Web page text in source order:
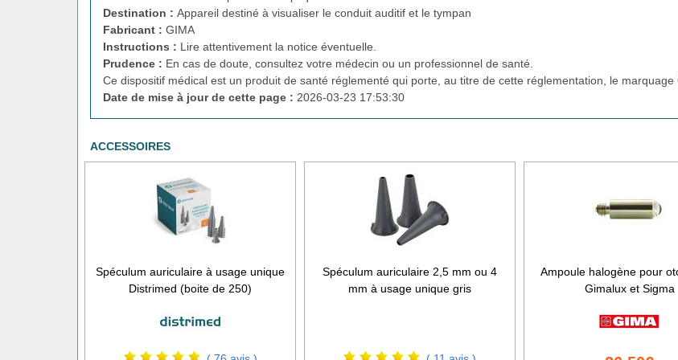
Destination : Appareil destiné à visualiser le conduit auditif et le tympan
Fabricant : GIMA
Instructions : Lire attentivement la notice éventuelle.
Prudence : En cas de doute, consultez votre médecin ou un professionnel de santé.
Ce dispositif médical est un produit de santé réglementé qui porte, au titre de cette réglementation, le marquage
Date de mise à jour de cette page : 2026-03-23 17:53:30
ACCESSOIRES
Spéculum auriculaire à usage unique
Distrimed (boite de 250)
Spéculum auriculaire 2,5 mm ou 4
mm à usage unique gris
Ampoule halogène pour
Gimalux et Sigma